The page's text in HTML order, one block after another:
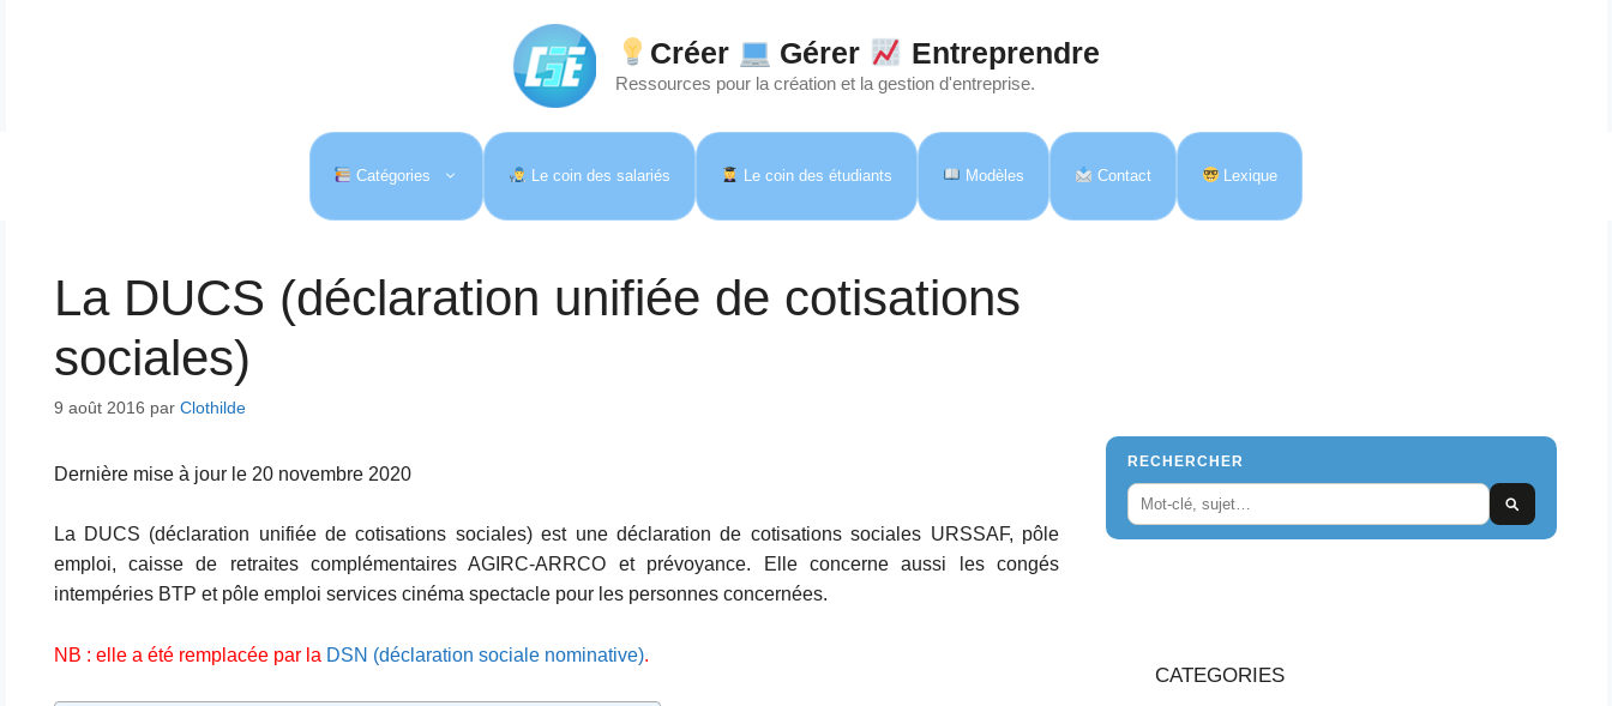
Créer Gérer Entreprendre
Ressources pour la création et la gestion d'entreprise.
Catégories Le coin des salariés Le coin des étudiants Modèles Contact Lexique
La DUCS (déclaration unifiée de cotisations
sociales)
9 août 2016 par Clothilde
Dernière mise à jour le 20 novembre 2020
La DUCS (déclaration unifiée de cotisations sociales) est une déclaration de cotisations sociales URSSAF, pôle
emploi, caisse de retraites complémentaires AGIRC-ARRCO et prévoyance. Elle concerne aussi les congés
intempéries BTP et pôle emploi services cinéma spectacle pour les personnes concernées.
NB : elle a été remplacée par la DSN (déclaration sociale nominative).
RECHERCHER
CATEGORIES